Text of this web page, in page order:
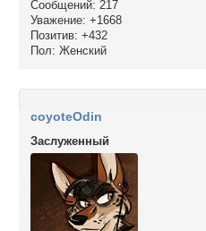
Сообщений: 217
Уважение: +1668
Позитив: +432
Пол: Женский
coyoteOdin
Заслуженный